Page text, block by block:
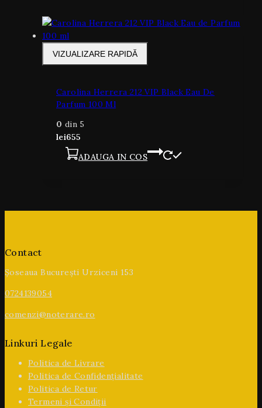
VIZUALIZARE RAPIDĂ
Carolina Herrera 212 VIP Black Eau De
Parfum 100 Ml
0 din 5
lei655
ADAUGA IN COS
Contact
Șoseaua București Urziceni 153
0724139054
comenzi@noterare.ro
Linkuri Legale
Politica de Livrare
Politica de Confidențialitate
Politica de Retur
Termeni și Condiții